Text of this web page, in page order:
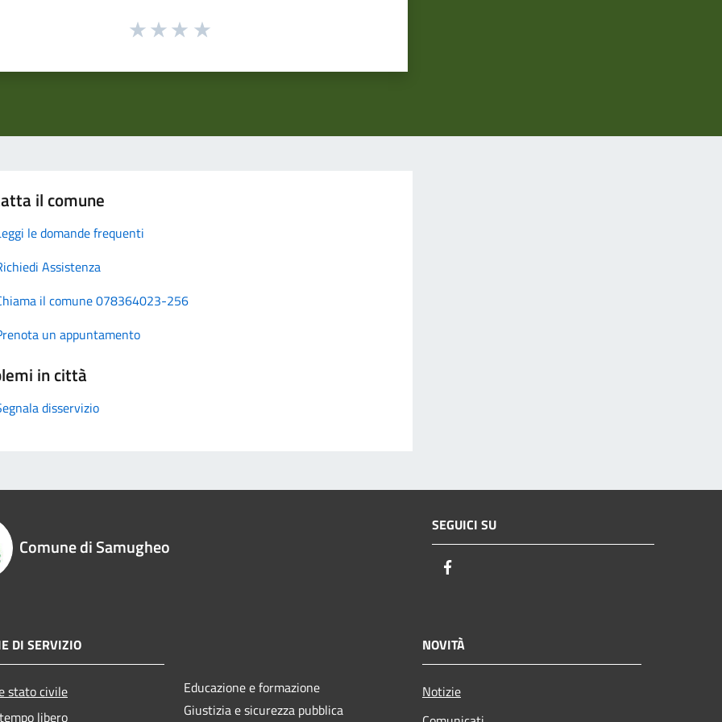
il comune
le domande frequenti
Assistenza
il comune 078364023-256
un appuntamento
in città
disservizio
Comune di Samugheo
SEGUICI SU
DI SERVIZIO
stato civile
libero
Educazione e formazione
Giustizia e sicurezza pubblica
NOVITÀ
Notizie